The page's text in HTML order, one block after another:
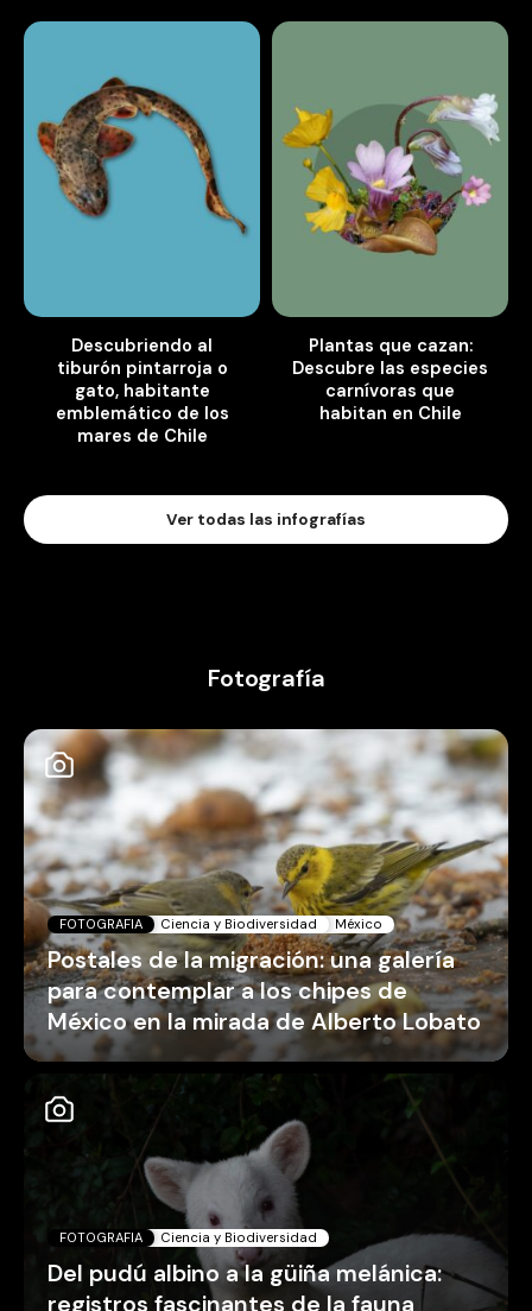
Descubriendo al
tiburón pintarroja o
gato, habitante
emblemático de los
mares de Chile
Plantas que cazan:
Descubre las especies
carnívoras que
habitan en Chile
Ver todas las infografías
Fotografía
FOTOGRAFIA Ciencia y Biodiversidad México
Postales de la migración: una galería
para contemplar a los chipes de
México en la mirada de Alberto Lobato
FOTOGRAFIA Ciencia y Biodiversidad
Del pudú albino a la güiña melánica:
registros fascinantes de la fauna